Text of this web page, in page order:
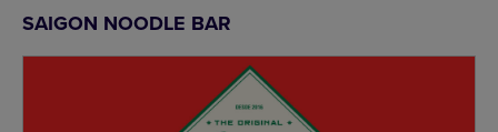
SAIGON NOODLE BAR